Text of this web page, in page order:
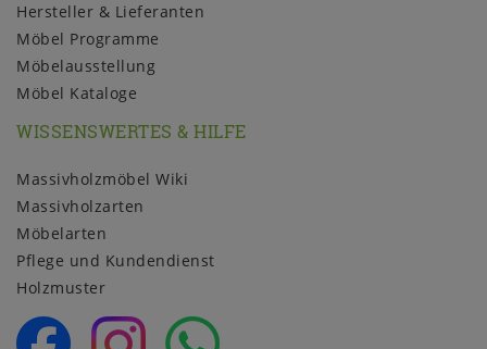
Hersteller & Lieferanten
Möbel Programme
Möbelausstellung
Möbel Kataloge
WISSENSWERTES & HILFE
Massivholzmöbel Wiki
Massivholzarten
Möbelarten
Pflege und Kundendienst
Holzmuster